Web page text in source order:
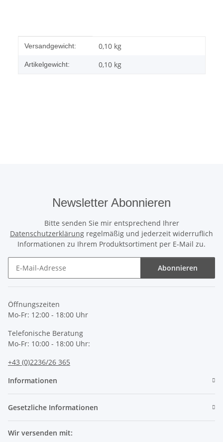
Produkteigenschaft
Wert
Versandgewicht: 0,10 kg
Artikelgewicht: 0,10 kg
Newsletter Abonnieren
Bitte senden Sie mir entsprechend Ihrer
Datenschutzerklärung regelmäßig und jederzeit widerruflich
Informationen zu Ihrem Produktsortiment per E-Mail zu.
Abonnieren
Öffnungszeiten
Mo-Fr: 12:00 - 18:00 Uhr
Telefonische Beratung
Mo-Fr: 10:00 - 18:00 Uhr:
+43 (0)2236/26 365
Informationen
Gesetzliche Informationen
Wir versenden mit: